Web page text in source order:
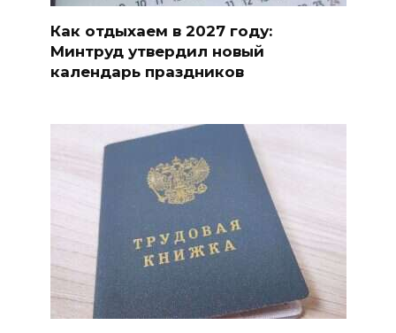
Как отдыхаем в 2027 году:
Минтруд утвердил новый
календарь праздников